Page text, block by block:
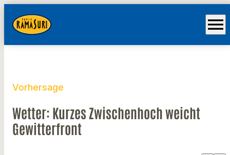
menu
Vorhersage
Wetter: Kurzes Zwischenhoch weicht
Gewitterfront